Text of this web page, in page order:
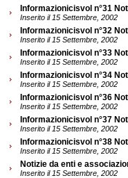
Informazionicisvol n°31
Inserito il 15 Settembre, 2002
Informazionicisvol n°32
Inserito il 15 Settembre, 2002
Informazionicisvol n°33
Inserito il 15 Settembre, 2002
Informazionicisvol n°34
Inserito il 15 Settembre, 2002
Informazionicisvol n°36
Inserito il 15 Settembre, 2002
Informazionicisvol n°37
Inserito il 15 Settembre, 2002
Informazionicisvol n°38
Inserito il 15 Settembre, 2002
Notizie da enti e
Inserito il 15 Settembre, 2002